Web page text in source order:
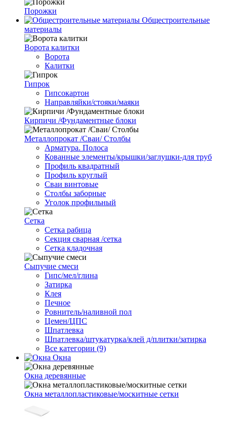
Порожки
Общестроительные
материалы
Ворота калитки
Ворота
Калитки
Гипрок
Гипсокартон
Направляйки/стояки/маяки
Кирпичи /Фундаментные блоки
Металлопрокат /Сваи/ Столбы
Арматура. Полоса
Кованные элементы/крышки/заглушки-для труб
Профиль квадратный
Профиль круглый
Сваи винтовые
Столбы заборные
Уголок профильный
Сетка
Cетка рабица
Секция сварная /сетка
Сетка кладочная
Сыпучие смеси
Гипс/мел/глина
Затирка
Клея
Печное
Ровнитель/наливной пол
Цемен/ЦПС
Шпатлевка
Шпатлевка/штукатурка/клей д/плитки/затирка
Все категории (9)
Окна
Окна деревянные
Окна металлопластиковые/москитные сетки